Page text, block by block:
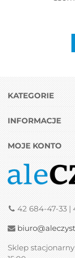
KATEGORIE
INFORMACJE
MOJE KONTO
42 684-47-33 |
Sklep